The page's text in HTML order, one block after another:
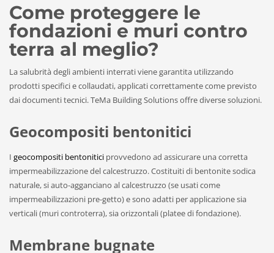
Come proteggere le
fondazioni e muri contro
terra al meglio?
La salubrità degli ambienti interrati viene garantita utilizzando
prodotti specifici e collaudati, applicati correttamente come previsto
dai documenti tecnici. TeMa Building Solutions offre diverse soluzioni.
Geocompositi bentonitici
I geocompositi bentonitici provvedono ad assicurare una corretta
impermeabilizzazione del calcestruzzo. Costituiti di bentonite sodica
naturale, si auto-agganciano al calcestruzzo (se usati come
impermeabilizzazioni pre-getto) e sono adatti per applicazione sia
verticali (muri controterra), sia orizzontali (platee di fondazione).
Membrane bugnate